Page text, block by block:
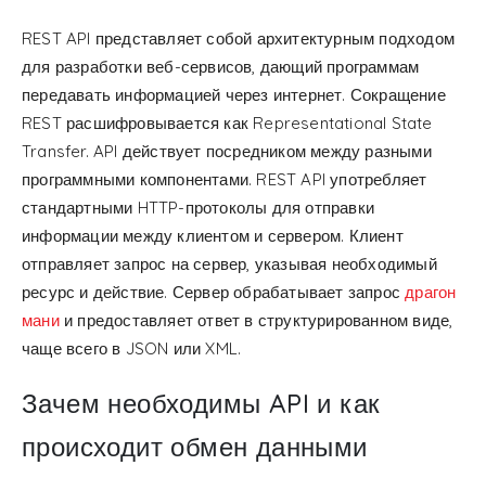
REST API представляет собой архитектурным подходом
для разработки веб-сервисов, дающий программам
передавать информацией через интернет. Сокращение
REST расшифровывается как Representational State
Transfer. API действует посредником между разными
программными компонентами. REST API употребляет
стандартными HTTP-протоколы для отправки
информации между клиентом и сервером. Клиент
отправляет запрос на сервер, указывая необходимый
ресурс и действие. Сервер обрабатывает запрос драгон
мании предоставляет ответ в структурированном виде,
чаще всего в JSON или XML.
Зачем необходимы API и как
происходит обмен данными